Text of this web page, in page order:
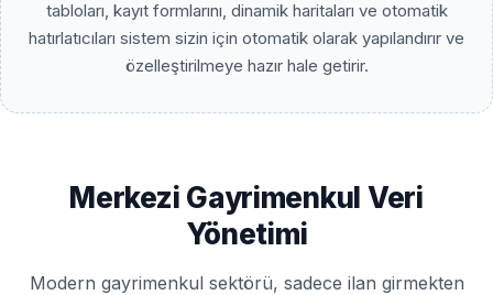
tabloları, kayıt formlarını, dinamik haritaları ve otomatik
hatırlatıcıları sistem sizin için otomatik olarak yapılandırır ve
özelleştirilmeye hazır hale getirir.
Merkezi Gayrimenkul Veri
Yönetimi
Modern gayrimenkul sektörü, sadece ilan girmekten